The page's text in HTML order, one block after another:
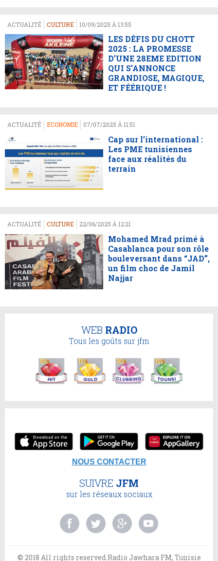
ACTUALITÉ CULTURE 10/09/2025 À 13:55
LES DÉFIS DU CHOTT
2025 : LA PROMESSE
D’UNE 28EME EDITION
QUI S’ANNONCE
GRANDIOSE, MAGIQUE,
ET FÉÉRIQUE !
ACTUALITÉ ECONOMIE 07/07/2025 À 11:51
Cap sur l’international :
Les PME tunisiennes
face aux réalités du
terrain
ACTUALITÉ CULTURE 22/06/2025 À 12:21
Mohamed Mrad primé à
Casablanca pour son rôle
bouleversant dans “JAD”,
un film choc de Jamil
Najjar
WEB RADIO
Tous les goûts sur jfm
NOUS CONTACTER
SUIVRE JFM
sur les réseaux sociaux
© 2018 All rights reserved.Radio Jawhara FM, Tunisie